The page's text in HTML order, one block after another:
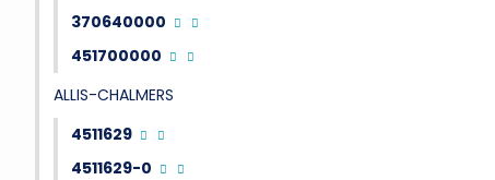
370640000
451700000
ALLIS-CHALMERS
4511629
4511629-0